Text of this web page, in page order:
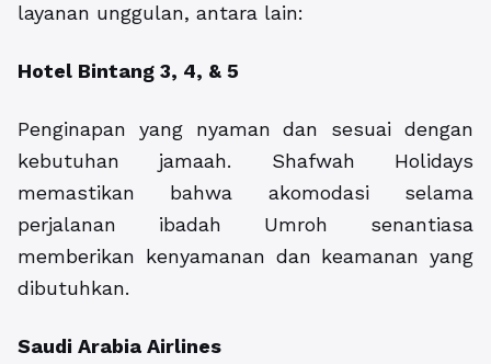
layanan unggulan, antara lain:
Hotel Bintang 3, 4, & 5
Penginapan yang nyaman dan sesuai dengan
kebutuhan jamaah. Shafwah Holidays
memastikan bahwa akomodasi selama
perjalanan ibadah Umroh senantiasa
memberikan kenyamanan dan keamanan yang
dibutuhkan.
Saudi Arabia Airlines